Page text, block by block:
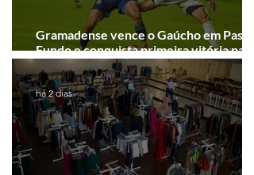
Gramadense vence o Gaúcho em Passo
Fundo e conquista primeira vitória na
Série A2
há 2 dias